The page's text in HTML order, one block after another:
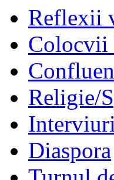
Reflexii
Colocvii
Religie/
Diaspora